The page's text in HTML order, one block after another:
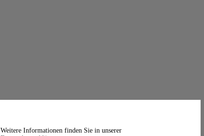
Weitere Informationen finden Sie in unserer